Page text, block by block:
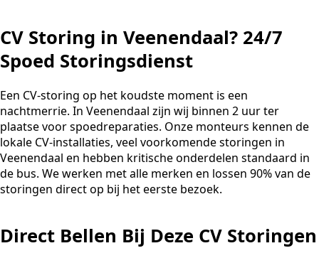
CV Storing in Veenendaal? 24/7
Spoed Storingsdienst
Een CV-storing op het koudste moment is een
nachtmerrie. In Veenendaal zijn wij binnen 2 uur ter
plaatse voor spoedreparaties. Onze monteurs kennen de
lokale CV-installaties, veel voorkomende storingen in
Veenendaal en hebben kritische onderdelen standaard in
de bus. We werken met alle merken en lossen 90% van de
storingen direct op bij het eerste bezoek.
Direct Bellen Bij Deze CV Storingen